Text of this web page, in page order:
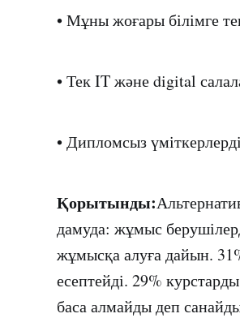
• Мұны жоғары білімге
• Тек IT және digital
• Дипломсыз
Қорытынды:
дамуда: жұмыс
жұмысқа алуға дайын.
есептейді. 29%
баса алмайды деп